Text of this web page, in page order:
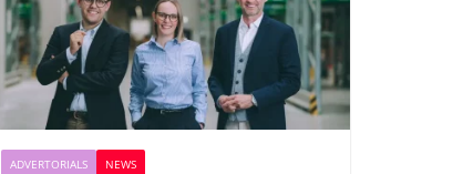
ADVERTORIALS NEWS